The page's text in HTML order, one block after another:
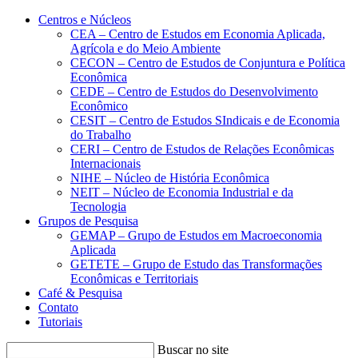
Conteúdo principal Menu principal
Centros e Núcleos
CEA – Centro de Estudos em Economia Aplicada,
Agrícola e do Meio Ambiente
CECON – Centro de Estudos de Conjuntura e Política
Econômica
CEDE – Centro de Estudos do Desenvolvimento
Econômico
CESIT – Centro de Estudos SIndicais e de Economia
do Trabalho
CERI – Centro de Estudos de Relações Econômicas
Internacionais
NIHE – Núcleo de História Econômica
NEIT – Núcleo de Economia Industrial e da
Tecnologia
Grupos de Pesquisa
GEMAP – Grupo de Estudos em Macroeconomia
Aplicada
GETETE – Grupo de Estudo das Transformações
Econômicas e Territoriais
Café & Pesquisa
Contato
Tutoriais
Buscar no site